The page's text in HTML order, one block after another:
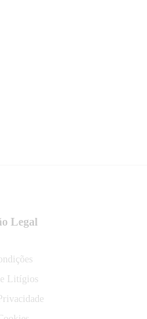
Legal
Litígios